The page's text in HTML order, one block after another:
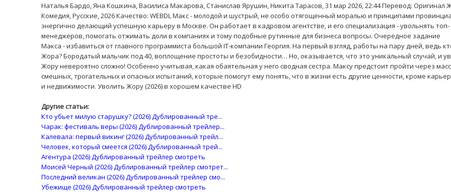
Наталья Бардо, Яна Кошкина, Василиса Макарова, Станислав Ярушин, Никита Тарасов, 31 мар 2026, 22:44 Перевод: Оригинал
Комедия, Русские, 2026 Качество: WEBDL Макс - молодой и шустрый, не особо отягощенный моралью и принципами
энергично делающий успешную карьеру в Москве. Он работает в кадровом агентстве, и его специализация - увольнять топ-
менеджеров, помогать отжимать доли в компаниях и тому подобные рутинные для бизнеса вопросы. Очередное задание
Макса - избавиться от главного программиста большой IT-компании Георгия. На первый взгляд, работы на пару дней, ведь
Жора? Бородатый мальчик под 40, воплощение простоты и безобидности… Но, оказывается, что это уникальный случай, и
Жору невероятно сложно! Особенно учитывая, какая обаятельная у него сводная сестра. Максу предстоит пройти через
смешных, трогательных и опасных испытаний, которые помогут ему понять, что в жизни есть другие ценности, кроме
и недвижимости. Уволить Жору (2026) в хорошем качестве HD
Другие статьи:
Кто убьет милую старушку? (2026) Дублированный тре...
Чарак: фестиваль веры (2026) Дублированный трейлер...
Калевала: первый викинг (2026) Дублированный трейл...
Человек, который смеется (2026) Дублированный трей...
Агентура (2026) Дублированный трейлер смотреть
Моисей Черный (2026) Дублированный трейлер смотрет...
Последний великан (2026) Дублированный трейлер смо...
Убежище (2026) Дублированный трейлер смотреть